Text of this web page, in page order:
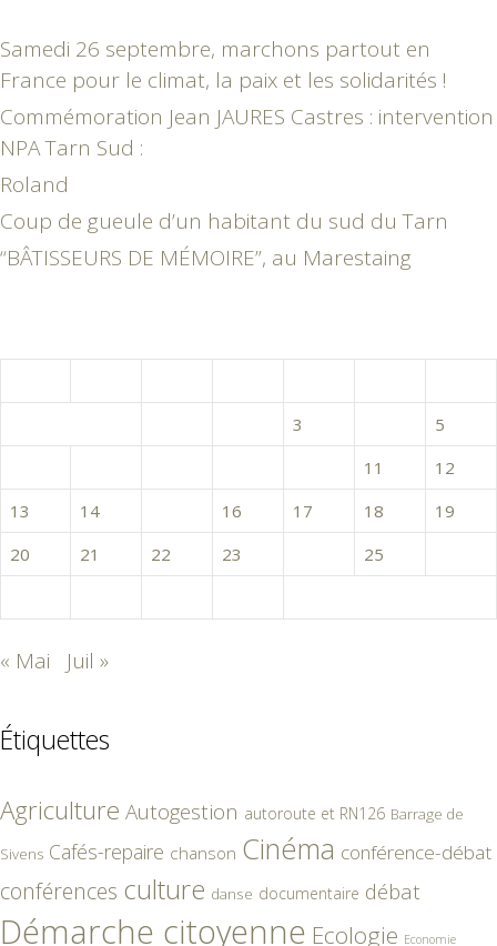
Samedi 26 septembre, marchons partout en
France pour le climat, la paix et les solidarités !
Commémoration Jean JAURES Castres : intervention
NPA Tarn Sud :
Roland
Coup de gueule d’un habitant du sud du Tarn
“BÂTISSEURS DE MÉMOIRE”, au Marestaing
3
5
11
12
13
14 16 17 18
19
20
21 22 23 25
« Mai Juil »
Étiquettes
Agriculture Autogestion autoroute et RN126 Barrage de
Sivens Cafés-repaire chanson Cinéma conférence-débat
conférences culture danse documentaire débat
Démarche citoyenne Ecologie Economie